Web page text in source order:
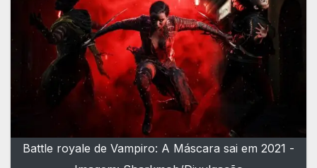
Battle royale de Vampiro: A Máscara sai em 2021 -